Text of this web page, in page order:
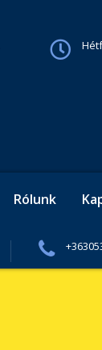
Rólunk